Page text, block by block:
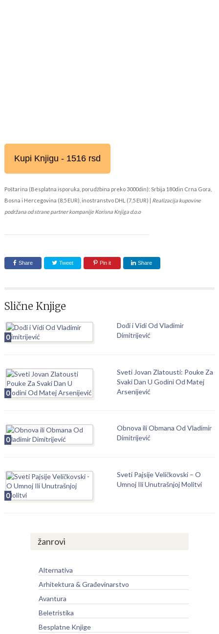
Kupi Knjigu - 1516 rsd
Poštarina (Besplatna isporuka, porudžbina preko 3000din): Srbija 180din Crna Gora,
Bosna i Hercegovina (8,5 EUR), inostranstvo DHL (7,5 EUR) | Realizacija kupovine
podržana od strane partner kompanije Korisna Knjiga d.o.o
Share Tweet Pin it Share
Slične Knjige
0
Dođi i Vidi Od Vladimir
Dimitrijević
0
Sveti Jovan Zlatousti: Pouke Za
Svaki Dan U Godini Od Matej
Arsenijević
0
Obnova ili Obmana Od Vladimir
Dimitrijević
0
Sveti Pajsije Veličkovski – O
Umnoj Ili Unutrašnjoj Molitvi
žanrovi
Alternativa
Arhitektura & Građevinarstvo
Avantura
Beletristika
Besplatne Knjige